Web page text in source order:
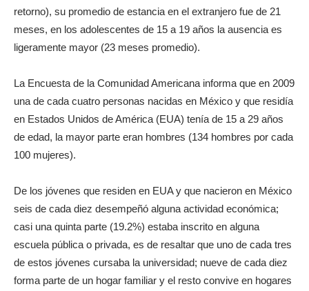
retorno), su promedio de estancia en el extranjero fue de 21
meses, en los adolescentes de 15 a 19 años la ausencia es
ligeramente mayor (23 meses promedio).
La Encuesta de la Comunidad Americana informa que en 2009
una de cada cuatro personas nacidas en México y que residía
en Estados Unidos de América (EUA) tenía de 15 a 29 años
de edad, la mayor parte eran hombres (134 hombres por cada
100 mujeres).
De los jóvenes que residen en EUA y que nacieron en México
seis de cada diez desempeñó alguna actividad económica;
casi una quinta parte (19.2%) estaba inscrito en alguna
escuela pública o privada, es de resaltar que uno de cada tres
de estos jóvenes cursaba la universidad; nueve de cada diez
forma parte de un hogar familiar y el resto convive en hogares